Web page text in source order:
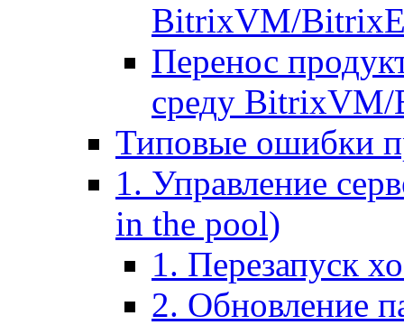
BitrixVM/
Перенос
среду
Типовые ошибки
1. Управление
in the pool)
1. Перезапуск
2. Обновление